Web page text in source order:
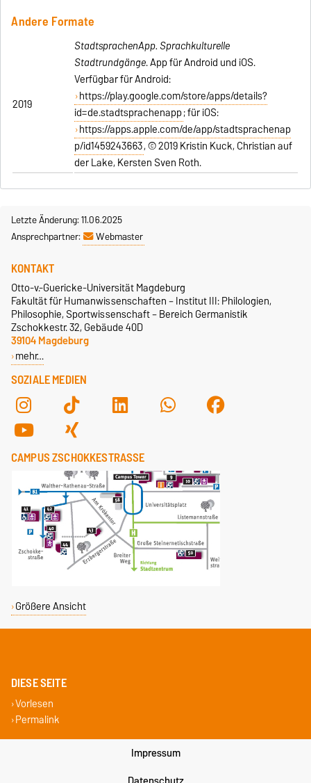
Andere Formate
2019
StadtsprachenApp. Sprachkulturelle
Stadtrundgänge. App für Android und iOS.
Verfügbar für Android:
https://play.google.com/store/apps/details?
id=de.stadtsprachenapp; für iOS:
https://apps.apple.com/de/app/stadtsprachenap
p/id1459243663, © 2019 Kristin Kuck, Christian auf
der Lake, Kersten Sven Roth.
Letzte Änderung: 11.06.2025
Ansprechpartner:
Webmaster
SOZIALE MEDIEN
KONTAKT
Otto-v.-Guericke-Universität Magdeburg
Fakultät für Humanwissenschaften – Institut III: Philologien,
Philosophie, Sportwissenschaft – Bereich Germanistik
Zschokkestr. 32, Gebäude 40D
39104 Magdeburg
mehr…
CAMPUS ZSCHOKKESTRASSE
Größere Ansicht
DIESE SEITE
Vorlesen
Permalink
Impressum